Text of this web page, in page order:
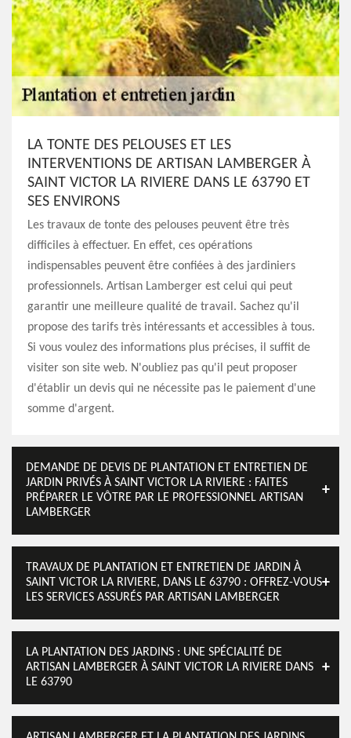
LA TONTE DES PELOUSES ET LES
INTERVENTIONS DE ARTISAN LAMBERGER À
SAINT VICTOR LA RIVIERE DANS LE 63790 ET
SES ENVIRONS
Les travaux de tonte des pelouses peuvent être très
difficiles à effectuer. En effet, ces opérations
indispensables peuvent être confiées à des jardiniers
professionnels. Artisan Lamberger est celui qui peut
garantir une meilleure qualité de travail. Sachez qu'il
propose des tarifs très intéressants et accessibles à tous.
Si vous voulez des informations plus précises, il suffit de
visiter son site web. N'oubliez pas qu'il peut proposer
d'établir un devis qui ne nécessite pas le paiement d'une
somme d'argent.
DEMANDE DE DEVIS DE PLANTATION ET ENTRETIEN DE
JARDIN PRIVÉS À SAINT VICTOR LA RIVIERE : FAITES
PRÉPARER LE VÔTRE PAR LE PROFESSIONNEL ARTISAN
LAMBERGER
TRAVAUX DE PLANTATION ET ENTRETIEN DE JARDIN À
SAINT VICTOR LA RIVIERE, DANS LE 63790 : OFFREZ-VOUS
LES SERVICES ASSURÉS PAR ARTISAN LAMBERGER
LA PLANTATION DES JARDINS : UNE SPÉCIALITÉ DE
ARTISAN LAMBERGER À SAINT VICTOR LA RIVIERE DANS
LE 63790